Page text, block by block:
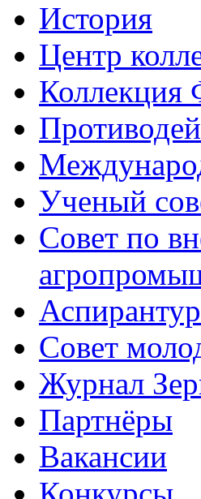
История
Центр
Ученый
Совет по
Совет
Журнал
Партнёры
Вакансии